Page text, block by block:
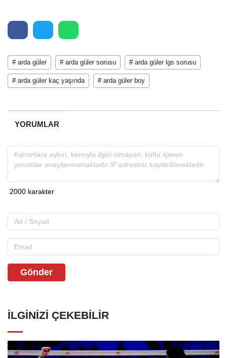
# arda güler # arda güler sorusu # arda güler lgs sorusu
# arda güler kaç yaşında # arda güler boy
YORUMLAR
Gönder
İLGINIZI ÇEKEBILIR